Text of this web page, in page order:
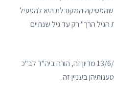
המקובלת היא להפעיל
הרך" רק עד גיל שנתיים
בהחלטת ביה"ד בתאריך 13/6/2021 מדיון זה, הורה ביה"ד לב"כ
בעניין זה.